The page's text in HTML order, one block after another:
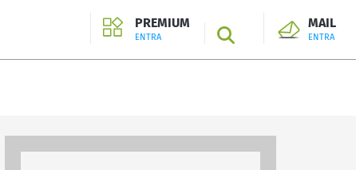
PREMIUM
ENTRA SEARCH
MAIL
ENTRA